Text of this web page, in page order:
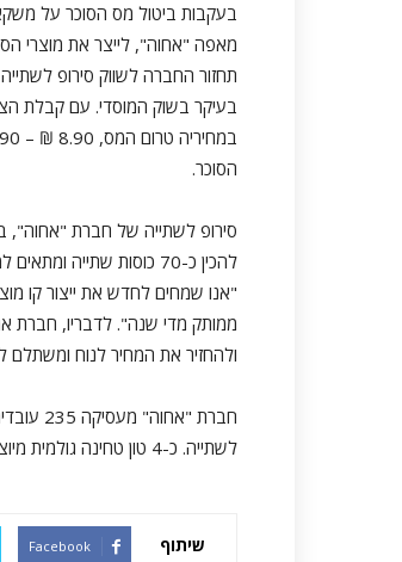
בעקבות ביטול מס הסוכר על
בעיקר בשוק המוסדי. עם קבלת
הסוכר.
להכין כ-70 כוסות
ממותק מדי שנה". לדבריו, חברת
ולהחזיר את המחיר לנוח ומשתלם
חברת
לשתייה. כ-4 טון טחינה גולמית מיוצרים במפעל מידי שעה ומשווקים לכל רשתות המזון בארץ ולמרבית מדינות העולם.
שיתוף Facebook